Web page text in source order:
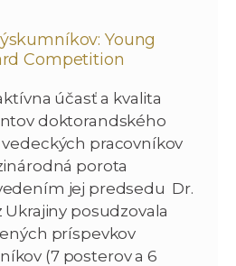
Young
Competition
účasť a kvalita
doktorandského
pracovníkov
porota
jej predsedu Dr.
Ukrajiny posudzovala
príspevkov
(7 posterov a 6